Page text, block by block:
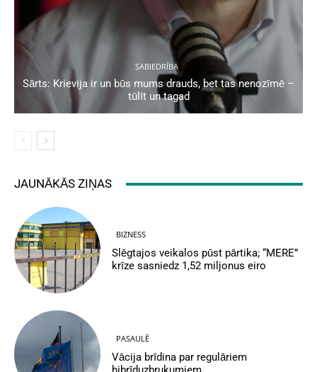
SABIEDRĪBA
Sārts: Krievija ir un būs mums drauds, bet tas nenozīmē –
tūlīt un tagad
JAUNĀKĀS ZIŅAS
BIZNESS
Slēgtajos veikalos pūst pārtika; “MERE”
krīze sasniedz 1,52 miljonus eiro
PASAULĒ
Vācija brīdina par regulāriem